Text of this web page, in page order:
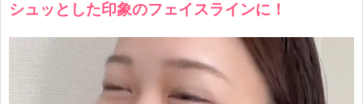
シュッとした印象のフェイスラインに！